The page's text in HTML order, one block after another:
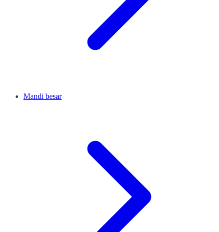
Mandi besar